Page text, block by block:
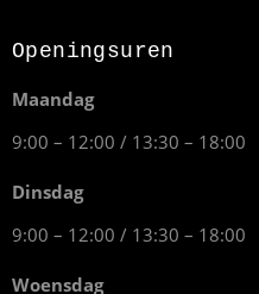
Openingsuren
Maandag
9:00 – 12:00 / 13:30 – 18:00
Dinsdag
9:00 – 12:00 / 13:30 – 18:00
Woensdag